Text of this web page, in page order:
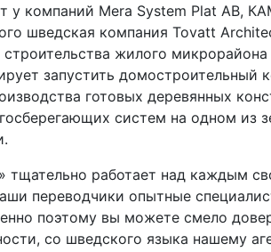
у компаний Mera System Plat AB,
шведская компания Tovatt
жилого
запустить домостроительный
готовых деревянных
систем на одном из
тщательно работает над каждым
переводчики опытные
поэтому вы можете смело
со шведского языка нашему